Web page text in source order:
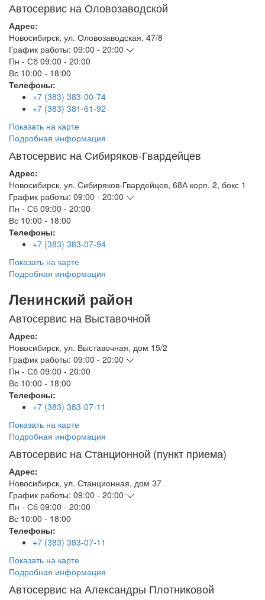
Автосервис на Оловозаводской
Адрес:
Новосибирск, ул. Оловозаводская, 47/8
График работы: 09:00 - 20:00
Пн - Сб 09:00 - 20:00
Вс 10:00 - 18:00
Телефоны:
+7 (383) 383-00-74
+7 (383) 381-61-92
Показать на карте
Подробная информация
Автосервис на Сибиряков-Гвардейцев
Адрес:
Новосибирск, ул. Сибиряков-Гвардейцев, 68А корп. 2, бокс 1
График работы: 09:00 - 20:00
Пн - Сб 09:00 - 20:00
Вс 10:00 - 18:00
Телефоны:
+7 (383) 383-07-94
Показать на карте
Подробная информация
Ленинский район
Автосервис на Выставочной
Адрес:
Новосибирск, ул. Выставочная, дом 15/2
График работы: 09:00 - 20:00
Пн - Сб 09:00 - 20:00
Вс 10:00 - 18:00
Телефоны:
+7 (383) 383-07-11
Показать на карте
Подробная информация
Автосервис на Станционной (пункт приема)
Адрес:
Новосибирск, ул. Станционная, дом 37
График работы: 09:00 - 20:00
Пн - Сб 09:00 - 20:00
Вс 10:00 - 18:00
Телефоны:
+7 (383) 383-07-11
Показать на карте
Подробная информация
Автосервис на Александры Плотниковой